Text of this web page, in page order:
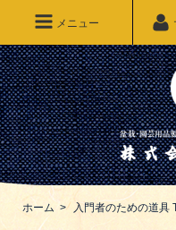
メニュー
ホーム > 入門者のための道具